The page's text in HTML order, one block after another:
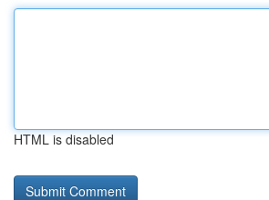
HTML is disabled